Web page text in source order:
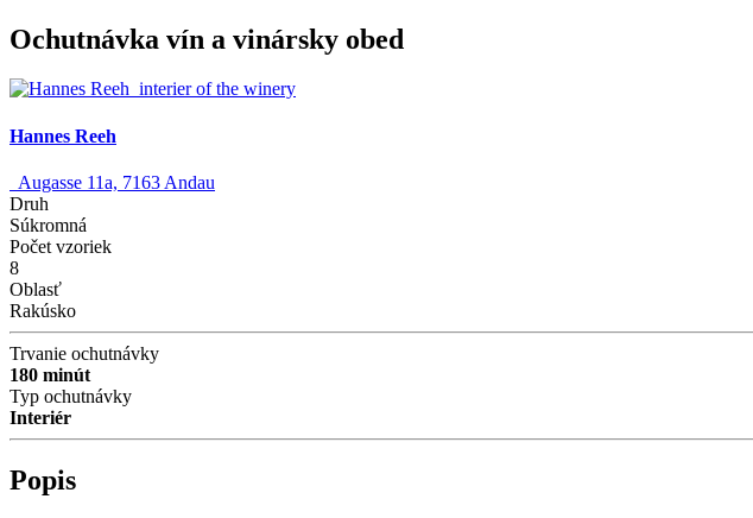
Ochutnávka vín a vinársky obed
Hannes Reeh
Augasse 11a, 7163 Andau
Druh
Súkromná
Počet vzoriek
8
Oblasť
Rakúsko
Trvanie ochutnávky
180 minút
Typ ochutnávky
Interiér
Popis